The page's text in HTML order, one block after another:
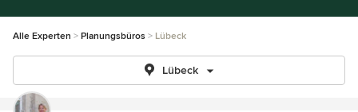
Alle Experten Planungsbüros Lübeck
Lübeck